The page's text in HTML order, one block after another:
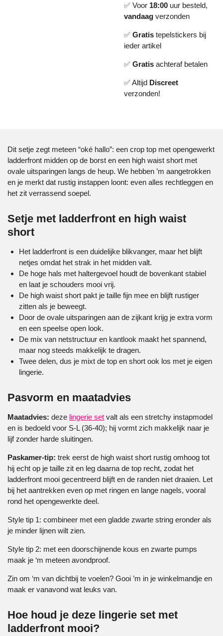
✅ Voor 18:00 uur besteld,
vandaag verzonden
✅ Gratis tepelstickers bij
ieder artikel
✅ Gratis achteraf betalen
✅ Altijd Discreet
verzonden!
Dit setje zegt meteen “oké hallo”: een crop top met opengewerkt
ladderfront midden op de borst en een high waist short met
ovale uitsparingen langs de heup. We hebben ’m aangetrokken
en je merkt dat rustig instappen loont: even alles rechtleggen en
het zit verrassend soepel.
Setje met ladderfront en high waist
short
Het ladderfront is een duidelijke blikvanger, maar het blijft
netjes omdat het strak in het midden valt.
De hoge hals met haltergevoel houdt de bovenkant stabiel
en laat je schouders mooi vrij.
De high waist short pakt je taille fijn mee en blijft rustiger
zitten als je beweegt.
Door de ovale uitsparingen aan de zijkant krijg je extra vorm
en een speelse open look.
De mix van netstructuur en kantlook maakt het spannend,
maar nog steeds makkelijk te dragen.
Twee delen, dus je mixt de top en short ook los met je eigen
lingerie.
Pasvorm en maatadvies
Maatadvies: deze lingerie set valt als een stretchy instapmodel
en is bedoeld voor S-L (36-40); hij vormt zich makkelijk naar je
lijf zonder harde sluitingen.
Paskamer-tip: trek eerst de high waist short rustig omhoog tot
hij echt op je taille zit en leg daarna de top recht, zodat het
ladderfront mooi gecentreerd blijft en de randen niet draaien. Let
bij het aantrekken even op met ringen en lange nagels, vooral
rond het opengewerkte deel.
Style tip 1: combineer met een gladde zwarte string eronder als
je minder lijnen wilt zien.
Style tip 2: met een doorschijnende kous en zwarte pumps
maak je ‘m meteen avondproof.
Zin om ‘m van dichtbij te voelen? Gooi ’m in je winkelmandje en
maak er vanavond wat leuks van.
Hoe houd je deze lingerie set met
ladderfront mooi?